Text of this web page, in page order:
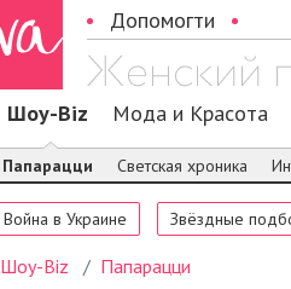
Допомогти
Шоу-Biz Мода и Красота
Папарацци Светская хроника
Война в Украине Звёздные
Шоу-Biz Папарацци